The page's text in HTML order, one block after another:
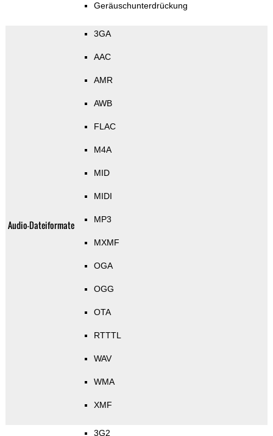
Geräuschunterdrückung
Audio-Dateiformate
3GA
AAC
AMR
AWB
FLAC
M4A
MID
MIDI
MP3
MXMF
OGA
OGG
OTA
RTTTL
WAV
WMA
XMF
3G2